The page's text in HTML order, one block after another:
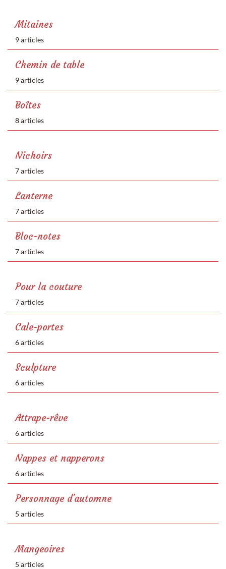
Mitaines
9 articles
Chemin de table
9 articles
Boîtes
8 articles
Nichoirs
7 articles
Lanterne
7 articles
Bloc-notes
7 articles
Pour la couture
7 articles
Cale-portes
6 articles
Sculpture
6 articles
Attrape-rêve
6 articles
Nappes et napperons
6 articles
Personnage d'automne
5 articles
Mangeoires
5 articles